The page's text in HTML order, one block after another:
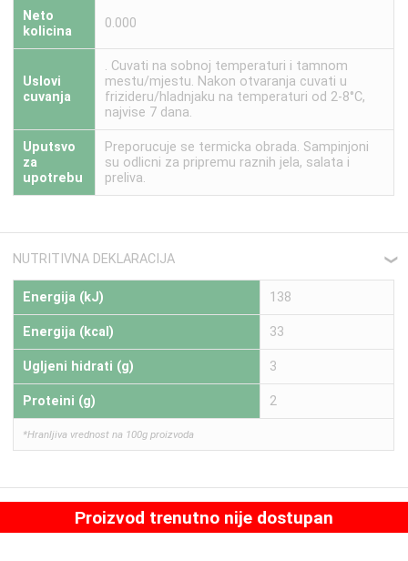
Neto
kolicina
0.000
Uslovi
cuvanja
. Cuvati na sobnoj temperaturi i tamnom
mestu/mjestu. Nakon otvaranja cuvati u
frizideru/hladnjaku na temperaturi od 2-8°C,
najvise 7 dana.
Uputsvo
za
upotrebu
Preporucuje se termicka obrada. Sampinjoni
su odlicni za pripremu raznih jela, salata i
preliva.
NUTRITIVNA DEKLARACIJA ❮
Energija (kJ) 138
Energija (kcal) 33
Ugljeni hidrati (g) 3
Proteini (g) 2
*Hranljiva vrednost na 100g proizvoda
Proizvod trenutno nije dostupan